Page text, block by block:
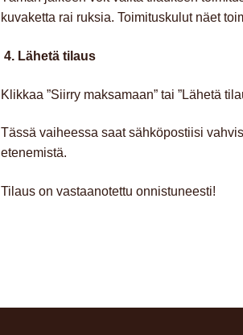
kuvaketta rai ruksia. Toimituskulut näet
4. Lähetä tilaus
Klikkaa ”Siirry maksamaan” tai ”Lähetä
Tässä vaiheessa saat sähköpostiisi
etenemistä.
Tilaus on vastaanotettu onnistuneesti!